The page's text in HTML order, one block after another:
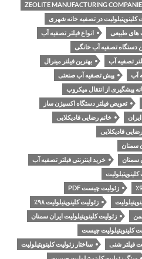
ZEOLITE MANUFACTURING
کلینوپتیلولیت در تصفیه خانه شهری
های طبیعی
انواع فیلتر تصفیه آب
دستگاه تصفیه آب خانگی
تصفیه آب
بهترین فیلتر مینرال
آب
پیش تصفیه آب صنعتی
پیشگیری از انتقال میکروب
تعویض فیلتر دستگاه اکسیژن ساز
خانم رضایی قادیکلایی
قادیکلایی
سمنان
سمنان
خرید اینترنتی فیلتر تصفیه آب
زئولیت چیست PDF
زئولیت کلینوپتیلولیت ۹۸٪
زئولیت کلینوپتیلولیت ایران سمنان
کلینوپتیلولیت چیست
فیلتر شنی
ساختار زئولیت کلینوپتیلولیت